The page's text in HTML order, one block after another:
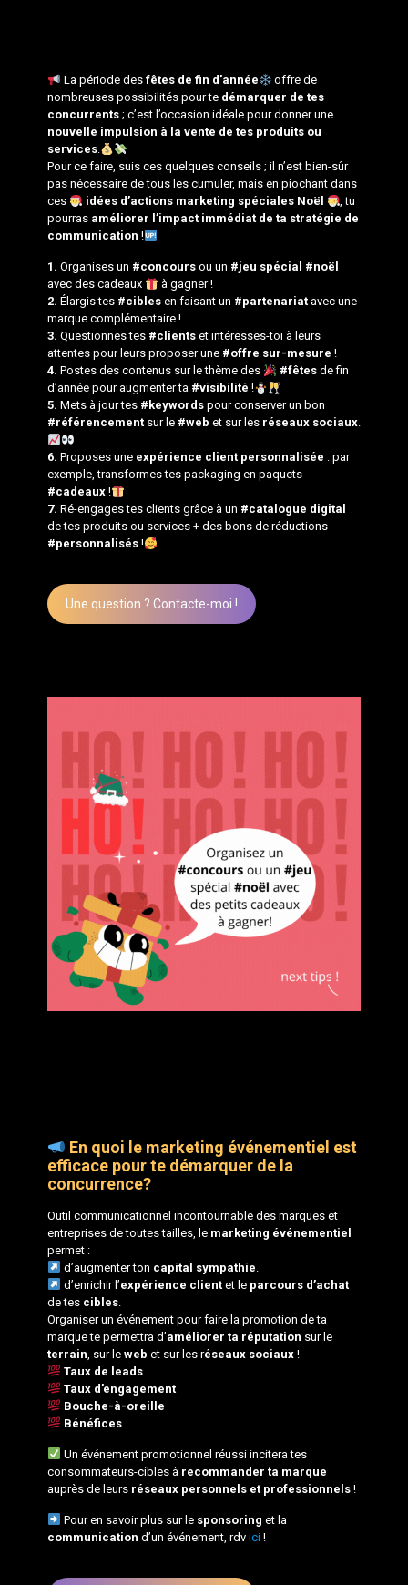
La période des fêtes de fin d’année
offre de
nombreuses possibilités pour te démarquer de tes
concurrents; c’est l’occasion idéale pour donner une
nouvelle impulsion à la vente de tes produits ou
services.
Pour ce faire, suis ces quelques conseils ; il n’est bien-sûr
pas nécessaire de tous les cumuler, mais en piochant dans
ces
idées d’actions marketing spéciales Noël
, tu
pourras améliorer l’impact immédiat de ta stratégie de
communication !
1. Organises un #concoursou un #jeu spécial #noël
avec des cadeaux
à gagner !
2. Élargis tes #ciblesen faisant un #partenariatavec une
marque complémentaire !
3. Questionnes tes #clientset intéresses-toi à leurs
attentes pour leurs proposer une #offre sur-mesure !
4. Postes des contenus sur le thème des #fêtesde fin
d’année pour augmenter ta #visibilité !
5. Mets à jour tes #keywordspour conserver un bon
#référencementsur le #web et sur les réseaux sociaux.
6. Proposes une expérience client personnalisée : par
exemple, transformes tes packaging en paquets
#cadeaux!
7. Ré-engages tes clients grâce à un #catalogue digital
de tes produits ou services + des bons de réductions
#personnalisés!
Une question ? Contacte-moi !
En quoi le marketing événementiel est
efficace pour te démarquer de la
concurrence?
Outil communicationnel incontournable des marques et
entreprises de toutes tailles, le marketing événementiel
permet :
d’augmenter ton capital sympathie
d’enrichir l’expérience clientet le parcours d’achat
de tes cibles.
Organiser un événement pour faire la promotion de ta
marque te permettra d’améliorer ta réputation sur le
terrain , sur le web et sur les réseaux sociaux!
Taux de leads
Taux d’engagement
Bouche-à-oreille
Bénéfices
Un événement promotionnel réussi incitera tes
consommateurs-cibles à recommander ta marque
auprès de leurs réseaux personnels et professionnels!
Pour en savoir plus sur le sponsoring et la
communication d’un événement, rdv ici!